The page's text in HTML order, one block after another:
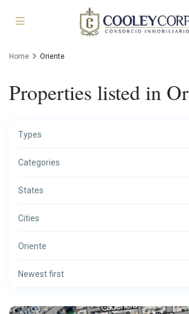
Home Oriente
Properties listed in
Types
Categories
States
Cities
Oriente
Newest first